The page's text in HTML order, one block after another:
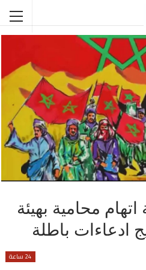
محامية بهيئة
ادعاءات باطلة
24 ساعة